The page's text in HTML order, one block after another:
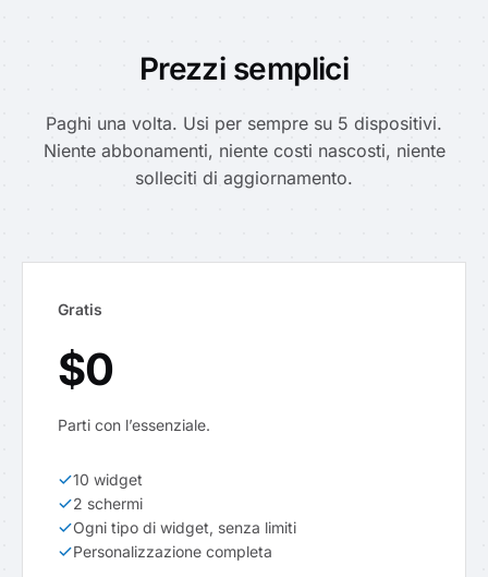
Prezzi semplici
Paghi una volta. Usi per sempre su 5 dispositivi.
Niente abbonamenti, niente costi nascosti, niente
solleciti di aggiornamento.
Gratis
$0
Parti con l’essenziale.
10 widget
2 schermi
Ogni tipo di widget, senza limiti
Personalizzazione completa